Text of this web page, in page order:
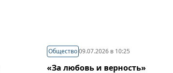
Общество 09.07.2026 в 10:25
«За любовь и верность»